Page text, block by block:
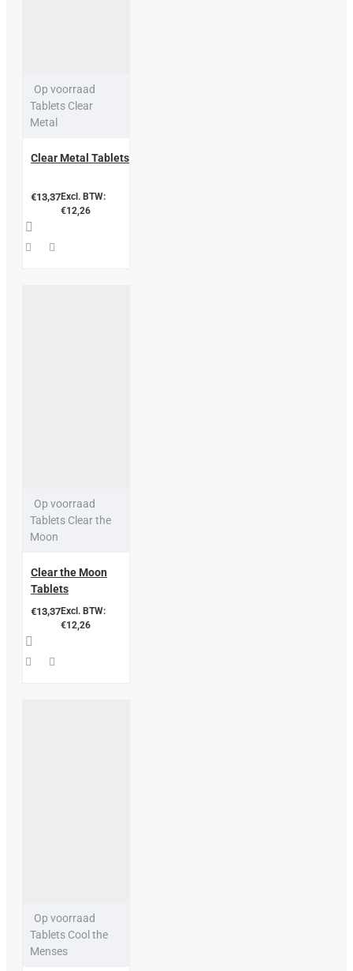
Op voorraad
Tablets Clear
Metal
Clear Metal Tablets
€13,37Excl. BTW:
€12,26
Op voorraad
Tablets Clear the
Moon
Clear the Moon
Tablets
€13,37Excl. BTW:
€12,26
Op voorraad
Tablets Cool the
Menses